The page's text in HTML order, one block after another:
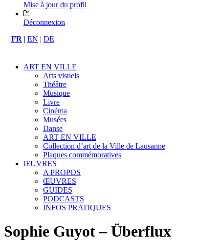
Mise à jour du profil
Déconnexion
FR | EN | DE
ART EN VILLE
Arts visuels
Théâtre
Musique
Livre
Cinéma
Musées
Danse
ART EN VILLE
Collection d’art de la Ville de Lausanne
Plaques commémoratives
ŒUVRES
A PROPOS
ŒUVRES
GUIDES
PODCASTS
INFOS PRATIQUES
Sophie Guyot – Überflux